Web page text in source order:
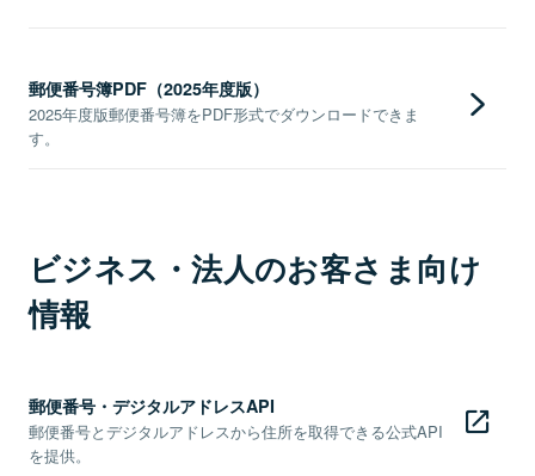
郵便番号簿PDF（2025年度版）
2025年度版郵便番号簿をPDF形式でダウンロードできま
す。
ビジネス・法人のお客さま向け
情報
郵便番号・デジタルアドレスAPI
郵便番号とデジタルアドレスから住所を取得できる公式API
を提供。